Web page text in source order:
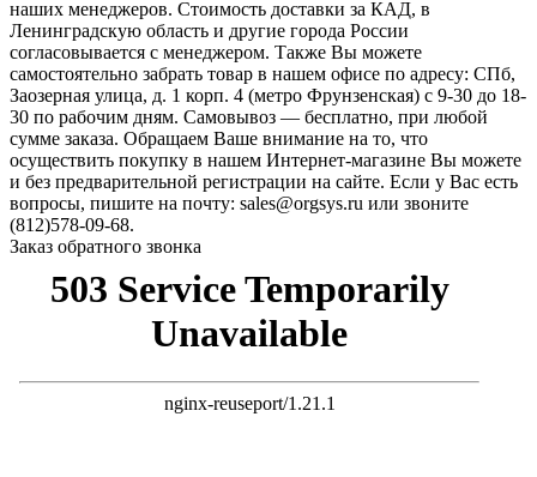
наших менеджеров. Стоимость доставки за КАД, в
Ленинградскую область и другие города России
согласовывается с менеджером. Также Вы можете
самостоятельно забрать товар в нашем офисе по адресу: СПб,
Заозерная улица, д. 1 корп. 4 (метро Фрунзенская) с 9-30 до 18-
30 по рабочим дням. Самовывоз — бесплатно, при любой
сумме заказа. Обращаем Ваше внимание на то, что
осуществить покупку в нашем Интернет-магазине Вы можете
и без предварительной регистрации на сайте. Если у Вас есть
вопросы, пишите на почту: sales@orgsys.ru или звоните
(812)578-09-68.
Заказ обратного звонка